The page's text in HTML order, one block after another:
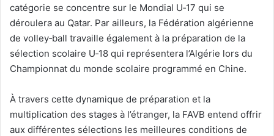
catégorie se concentre sur le Mondial U‑17 qui se
déroulera au Qatar. Par ailleurs, la Fédération algérienne
de volley‑ball travaille également à la préparation de la
sélection scolaire U‑18 qui représentera l’Algérie lors du
Championnat du monde scolaire programmé en Chine.
À travers cette dynamique de préparation et la
multiplication des stages à l’étranger, la FAVB entend offrir
aux différentes sélections les meilleures conditions de